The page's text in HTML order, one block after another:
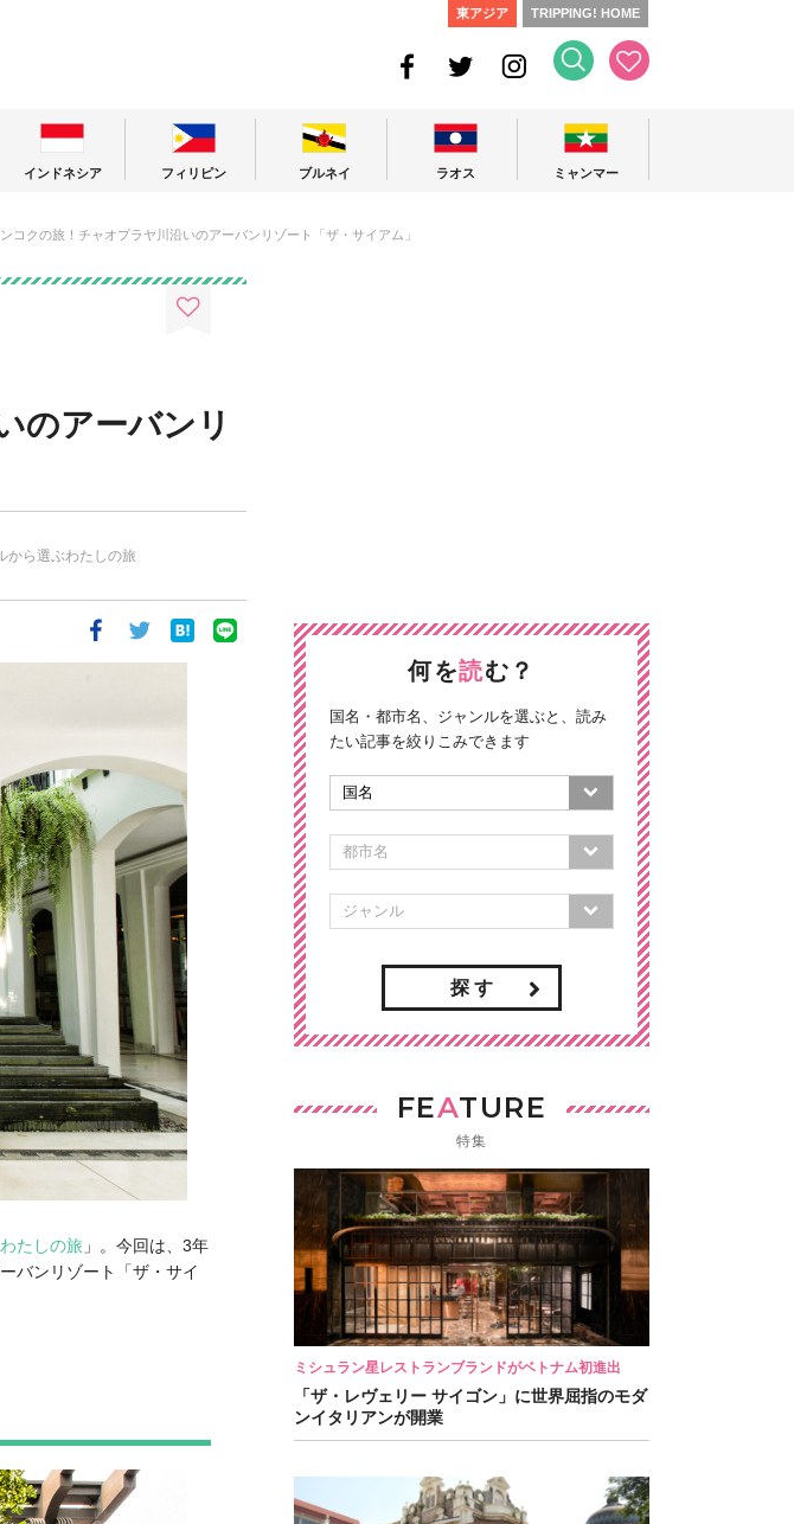
東アジア TRIPPING! HOME
インドネシア フィリピン ブルネイ ラオス ミャンマー
コクの旅！チャオプラヤ川沿いのアーバンリゾート「ザ・サイアム」
のアーバンリ
から選ぶわたしの旅
たしの旅 」。今回は、3年
バンリゾート「ザ・サイ
何を読む？
国名・都市名、ジャンルを選ぶと、読み
たい記事を絞りこみできます
探 す
FEATURE
特集
ミシュラン星レストランブランドがベトナム初進出
「ザ・レヴェリー サイゴン」に世界屈指のモダ
ンイタリアンが開業